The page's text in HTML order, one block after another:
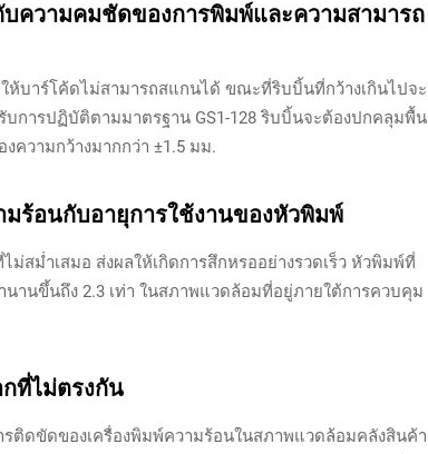
ความคมชัดของการพิมพ์และความสามารถ
บาร์โค้ดไม่สามารถสแกนได้ ขณะที่ริบบิ้นที่กว้างเกินไปจะ
การปฏิบัติตามมาตรฐาน GS1-128 ริบบิ้นจะต้องปกคลุมพื้น
ความกว้างมากกว่า ±1.5 มม.
ร้อนกับอายุการใช้งานของหัวพิมพ์
สม่ำเสมอ ส่งผลให้เกิดการสึกหรออย่างรวดเร็ว หัวพิมพ์ที่
านขึ้นถึง 2.3 เท่า ในสภาพแวดล้อมที่อยู่ภายใต้การควบคุม
ที่ไม่ตรงกัน
ติดขัดของเครื่องพิมพ์ความร้อนในสภาพแวดล้อมคลังสินค้า